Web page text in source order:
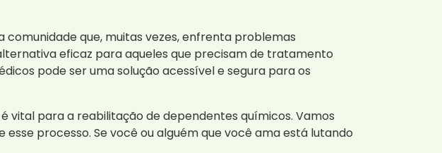
comunidade que, muitas vezes, enfrenta problemas
eficaz para aqueles que precisam de tratamento
pode ser uma solução acessível e segura para os
para a reabilitação de dependentes químicos. Vamos
processo. Se você ou alguém que você ama está lutando